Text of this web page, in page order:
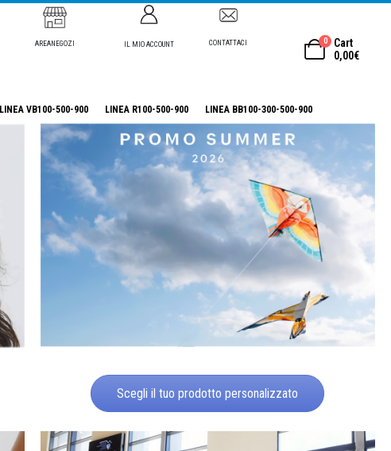
AREANEGOZI IL MIO ACCOUNT CONTATTACI 0
Cart
0,00€
LINEA VB100-500-900 LINEA R100-500-900 LINEA BB100-300-500-900
Scegli il tuo prodotto personalizzato